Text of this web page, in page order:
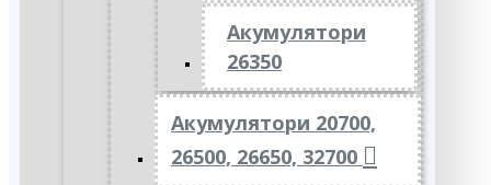
Акумулятори
26350
Акумулятори 20700,
26500, 26650, 32700